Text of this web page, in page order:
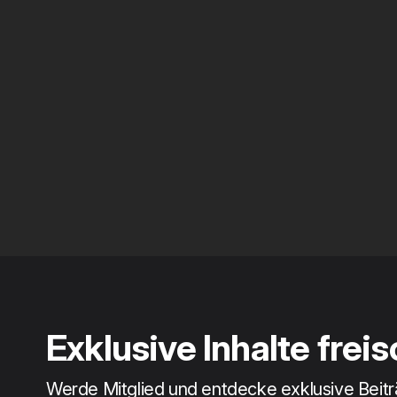
Exklusive Inhalte
Werde Mitglied und entdecke exklusive